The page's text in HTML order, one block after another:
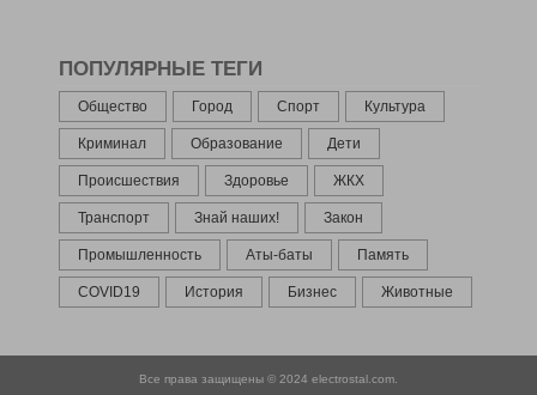
ПОПУЛЯРНЫЕ ТЕГИ
Общество Город Спорт Культура
Криминал Образование Дети
Происшествия Здоровье ЖКХ
Транспорт Знай наших! Закон
Промышленность Аты-баты Память
COVID19 История Бизнес Животные
Все права защищены © 2024 electrostal.com.